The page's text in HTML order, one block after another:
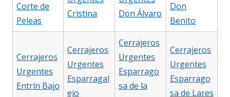
Corte de
Peleas
Cristina
Don Álvaro
Don
Benito
Cerrajeros
Urgentes
Entrín Bajo
Cerrajeros
Urgentes
Esparragal
ejo
Cerrajeros
Urgentes
Esparrago
sa de la
Cerrajeros
Urgentes
Esparrago
sa de Lares